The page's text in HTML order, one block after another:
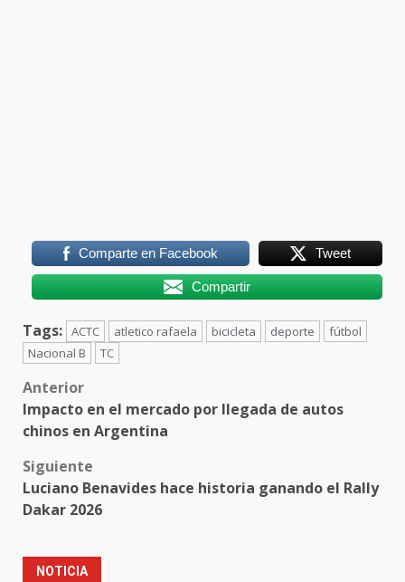
Comparte en Facebook Tweet
Compartir
Tags: ACTC atletico rafaela bicicleta deporte
fútbol
Nacional B
TC
Post
navigation
Anterior
Impacto en el mercado por llegada de autos
chinos en Argentina
Siguiente
Luciano Benavides hace historia ganando el Rally
Dakar 2026
NOTICIA